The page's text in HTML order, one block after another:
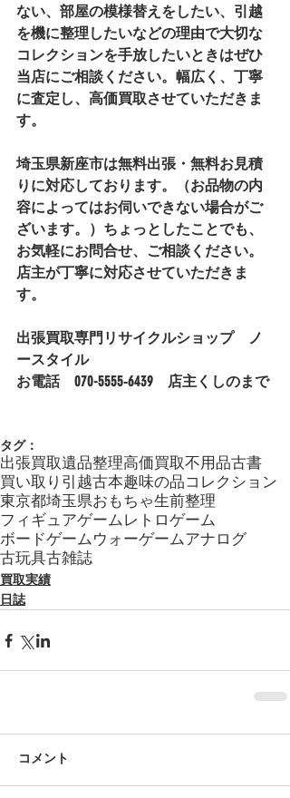
ない、部屋の模様替えをしたい、引越
を機に整理したいなどの理由で大切な
コレクションを手放したいときはぜひ
当店にご相談ください。幅広く、丁寧
に査定し、高価買取させていただきま
す。
埼玉県新座市は無料出張・無料お見積
りに対応しております。（お品物の内
容によってはお伺いできない場合がご
ざいます。）ちょっとしたことでも、
お気軽にお問合せ、ご相談ください。
店主が丁寧に対応させていただきま
す。
出張買取専門リサイクルショップ　ノ
ースタイル
お電話　070-5555‐6439　店主くしのまで
タグ：
出張買取遺品整理高価買取不用品古書
買い取り 引越古本趣味の品コレクション
東京都埼玉県おもちゃ生前整理
フィギュアゲームレトロゲーム
ボードゲームウォーゲームアナログ
古玩具古雑誌
買取実績
日誌
コメント